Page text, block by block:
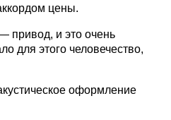
цены.
привод, и это очень
для этого человечество,
оформление